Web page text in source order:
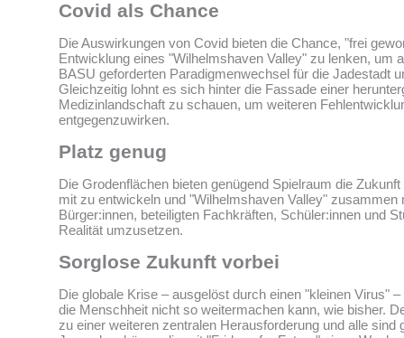
Covid als Chance
Die Auswirkungen von Covid bieten die Chance, "frei
Entwicklung eines "Wilhelmshaven Valley" zu lenken, um
BASU geforderten Paradigmenwechsel für die Jadestadt
Gleichzeitig lohnt es sich hinter die Fassade einer
Medizinlandschaft zu schauen, um weiteren
entgegenzuwirken.
Platz genug
Die Grodenflächen bieten genügend Spielraum die
mit zu entwickeln und "Wilhelmshaven Valley" zusammen
Bürger:innen, beteiligten Fachkräften, Schüler:innen und
Realität umzusetzen.
Sorglose Zukunft vorbei
Die globale Krise – ausgelöst durch einen "kleinen Virus"
die Menschheit nicht so weitermachen kann, wie bisher.
zu einer weiteren zentralen Herausforderung und alle sind